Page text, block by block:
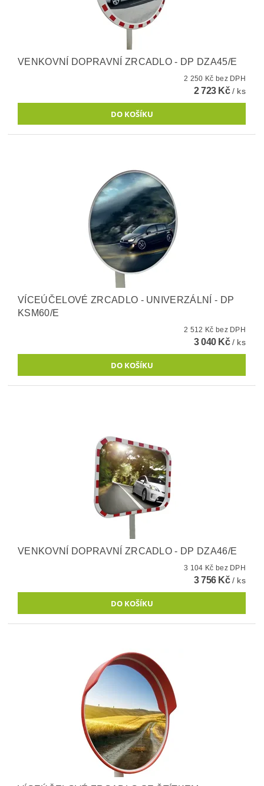
VENKOVNÍ DOPRAVNÍ ZRCADLO - DP DZA45/E
2 250 Kč bez DPH
2 723 Kč/ ks
VÍCEÚČELOVÉ ZRCADLO - UNIVERZÁLNÍ - DP
KSM60/E
2 512 Kč bez DPH
3 040 Kč/ ks
VENKOVNÍ DOPRAVNÍ ZRCADLO - DP DZA46/E
3 104 Kč bez DPH
3 756 Kč/ ks